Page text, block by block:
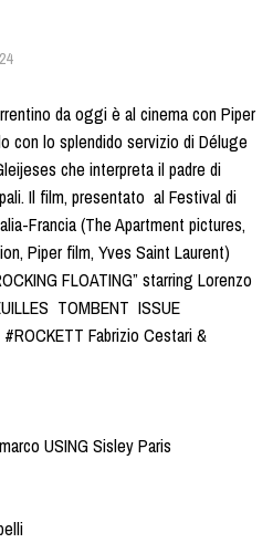
da oggi è al cinema con Piper
con lo splendido servizio di Déluge
che interpreta il padre di
Il film, presentato al Festival di
Francia (The Apartment pictures,
Piper film, Yves Saint Laurent)
FLOATING” starring Lorenzo
TOMBENT ISSUE
Fabrizio Cestari &
USING Sisley Paris